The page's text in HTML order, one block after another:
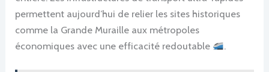
permettent aujourd’hui de relier les sites historiques
comme la Grande Muraille aux métropoles
économiques avec une efficacité redoutable
.